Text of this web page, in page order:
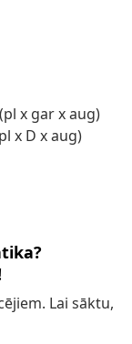
x gar x aug)
x D x aug)
Lai sāktu,